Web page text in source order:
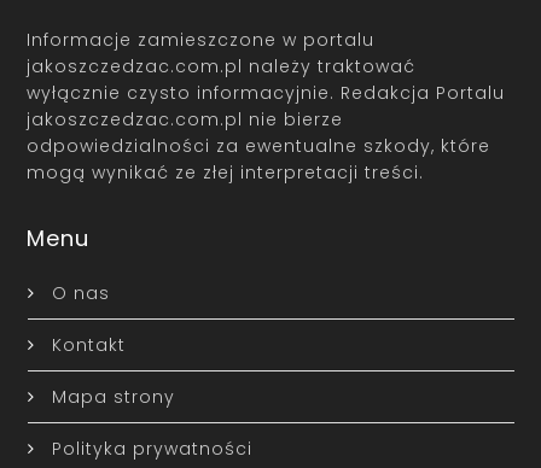
Informacje zamieszczone w portalu
jakoszczedzac.com.pl należy traktować
wyłącznie czysto informacyjnie. Redakcja Portalu
jakoszczedzac.com.pl nie bierze
odpowiedzialności za ewentualne szkody, które
mogą wynikać ze złej interpretacji treści.
Menu
O nas
Kontakt
Mapa strony
Polityka prywatności